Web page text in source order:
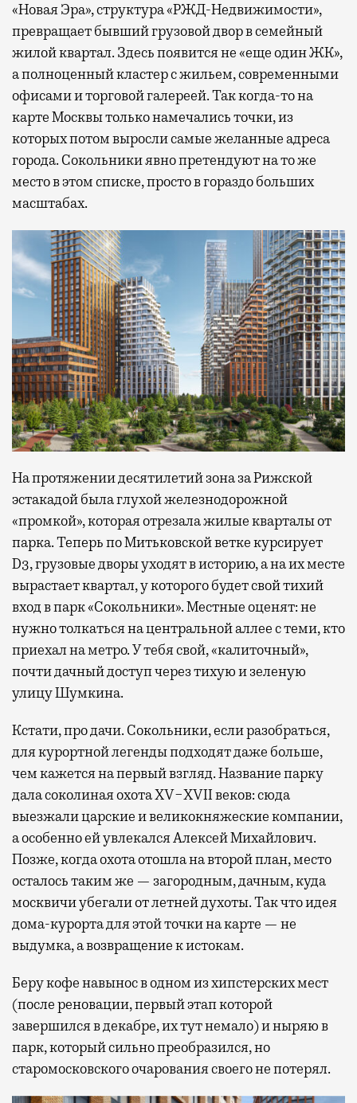
«Новая Эра», структура «РЖД-Недвижимости»,
превращает бывший грузовой двор в семейный
жилой квартал. Здесь появится не «еще один ЖК»,
а полноценный кластер с жильем, современными
офисами и торговой галереей. Так когда-то на
карте Москвы только намечались точки, из
которых потом выросли самые желанные адреса
города. Сокольники явно претендуют на то же
место в этом списке, просто в гораздо больших
масштабах.
На протяжении десятилетий зона за Рижской
эстакадой была глухой железнодорожной
«промкой», которая отрезала жилые кварталы от
парка. Теперь по Митьковской ветке курсирует
D3, грузовые дворы уходят в историю, а на их месте
вырастает квартал, у которого будет свой тихий
вход в парк «Сокольники». Местные оценят: не
нужно толкаться на центральной аллее с теми, кто
приехал на метро. У тебя свой, «калиточный»,
почти дачный доступ через тихую и зеленую
улицу Шумкина.
Кстати, про дачи. Сокольники, если разобраться,
для курортной легенды подходят даже больше,
чем кажется на первый взгляд. Название парку
дала соколиная охота XV−XVII веков: сюда
выезжали царские и великокняжеские компании,
а особенно ей увлекался Алексей Михайлович.
Позже, когда охота отошла на второй план, место
осталось таким же — загородным, дачным, куда
москвичи убегали от летней духоты. Так что идея
дома-курорта для этой точки на карте — не
выдумка, а возвращение к истокам.
Беру кофе навынос в одном из хипстерских мест
(после реновации, первый этап которой
завершился в декабре, их тут немало) и ныряю в
парк, который сильно преобразился, но
старомосковского очарования своего не потерял.